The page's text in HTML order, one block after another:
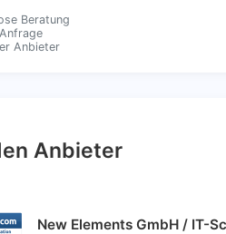
Beratung
Anbieter
Anbieter
New Elements GmbH / IT-